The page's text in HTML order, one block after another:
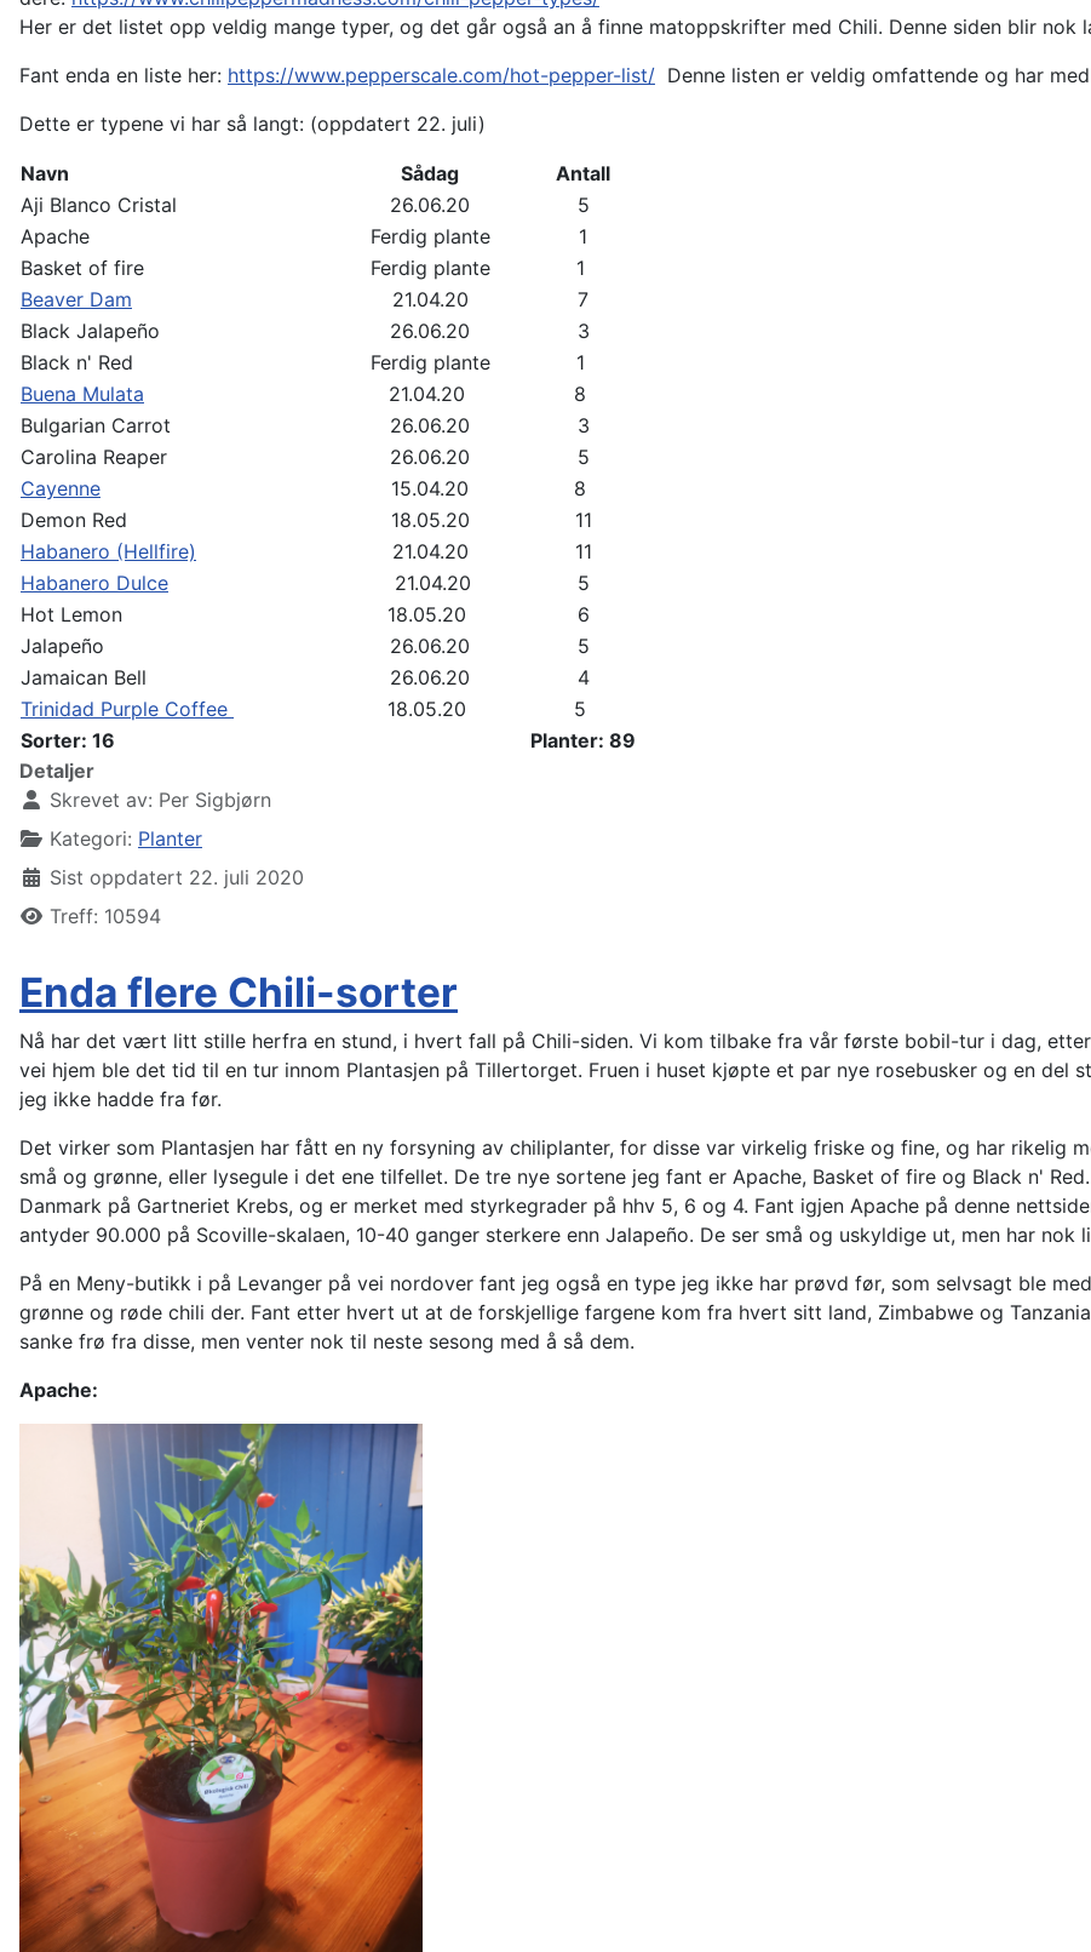
Her er det listet opp veldig mange typer, og det går også an å finne matoppskrifter med Chili. Denne siden blir nok
Fant enda en liste her: https://www.pepperscale.com/hot-pepper-list/ Denne listen er veldig omfattende og har
Dette er typene vi har så langt: (oppdatert 22. juli)
Navn Sådag
Antall
Aji Blanco Cristal
26.06.20
5
Apache
Ferdig plante
1
Basket of fire
Ferdig plante
1
Beaver Dam
21.04.20
7
Black Jalapeño
26.06.20
3
Black n' Red
Ferdig plante
1
Buena Mulata
21.04.20
8
Bulgarian Carrot
26.06.20
3
Carolina Reaper
26.06.20
5
Cayenne
15.04.20
8
Demon Red
18.05.20
11
Habanero (Hellfire)
21.04.20
11
Habanero Dulce
21.04.20
5
Hot Lemon
18.05.20
6
Jalapeño
26.06.20
5
Jamaican Bell
26.06.20
4
Trinidad Purple Coffee
18.05.20
5
Sorter: 16
Planter: 89
Detaljer
Skrevet av: Per Sigbjørn
Kategori: Planter
Sist oppdatert 22. juli 2020
Treff: 10594
Enda flere Chili-sorter
Nå har det vært litt stille herfra en stund, i hvert fall på Chili-siden. Vi kom tilbake fra vår første bobil-tur i dag,
vei hjem ble det tid til en tur innom Plantasjen på Tillertorget. Fruen i huset kjøpte et par nye rosebusker og en del
jeg ikke hadde fra før.
Det virker som Plantasjen har fått en ny forsyning av chiliplanter, for disse var virkelig friske og fine, og har rikelig
små og grønne, eller lysegule i det ene tilfellet. De tre nye sortene jeg fant er Apache, Basket of fire og Black n'
Danmark på Gartneriet Krebs, og er merket med styrkegrader på hhv 5, 6 og 4. Fant igjen Apache på denne
antyder 90.000 på Scoville-skalaen, 10-40 ganger sterkere enn Jalapeño. De ser små og uskyldige ut, men har nok
På en Meny-butikk i på Levanger på vei nordover fant jeg også en type jeg ikke har prøvd før, som selvsagt ble
grønne og røde chili der. Fant etter hvert ut at de forskjellige fargene kom fra hvert sitt land, Zimbabwe og
sanke frø fra disse, men venter nok til neste sesong med å så dem.
Apache: